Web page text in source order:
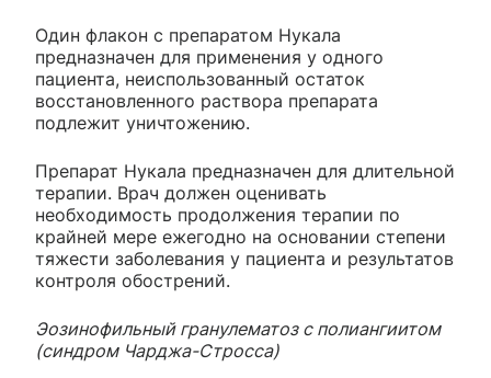
Один флакон с препаратом Нукала
предназначен для применения у одного
пациента, неиспользованный остаток
восстановленного раствора препарата
подлежит уничтожению.
Препарат Нукала предназначен для длительной
терапии. Врач должен оценивать
необходимость продолжения терапии по
крайней мере ежегодно на основании степени
тяжести заболевания у пациента и результатов
контроля обострений.
Эозинофильный гранулематоз с полиангиитом
(синдром Чарджа-Стросса)